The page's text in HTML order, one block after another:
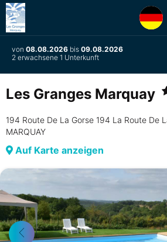
von 08.08.2026 bis 09.08.2026
2 erwachsene 1 Unterkunft
Les Granges Marquay
194 Route De La Gorse 194 La Route De
MARQUAY
Auf Karte anzeigen